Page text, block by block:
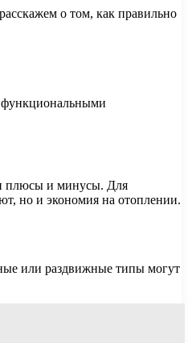
о том, как правильно
функциональными
плюсы и минусы. Для
но и экономия на отоплении.
или раздвижные типы могут